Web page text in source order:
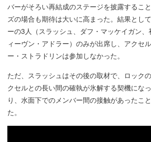
バーがそろい再結成のステージを披露するこ
ズの場合も期待は大いに高まった。結果とし
ーの3人（スラッシュ、ダフ・マッケイガン
ィーヴン・アドラー）のみが出席し、アクセ
ー・ストラドリンは参加しなかった。
ただ、スラッシュはその後の取材で、ロック
クセルとの長い間の確執が氷解する契機にな
り、水面下でのメンバー間の接触があったこ
た。